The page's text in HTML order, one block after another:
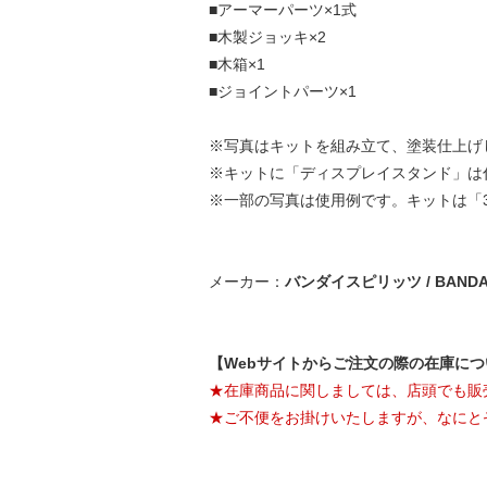
■アーマーパーツ×1式
■木製ジョッキ×2
■木箱×1
■ジョイントパーツ×1
※写真はキットを組み立て、塗装仕上げ
※キットに「ディスプレイスタンド」は
※一部の写真は使用例です。キットは
メーカー： バンダイスピリッツ /
【Webサイトからご注文の際の在庫に
★在庫商品に関しましては、店頭でも
★ご不便をお掛けいたしますが、なにと